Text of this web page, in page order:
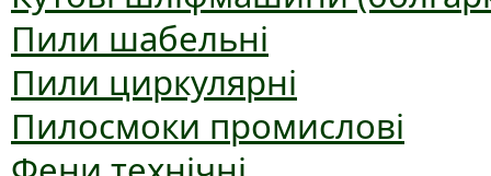
Пили шабельні
Пили циркулярні
Пилосмоки промислові